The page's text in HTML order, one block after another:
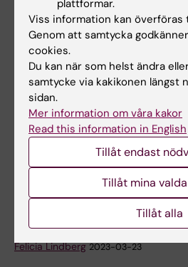
Bjureberg, Agnieszka
Henrik Larsson, Brian M.
Sarah E. Bergen.
Psychology and Psychiatry,
2023, doi: 10.1111/jcpp.13785.
Läkemedel Pediatrik
Psykisk ohälsa
Uppdaterad av:
Felicia Lindberg 2023-03-23
plattformar.
Viss information kan överföras
Genom att samtycka
cookies.
Du kan när som helst ändra
samtycke via kakikonen längst
sidan.
Mer information om våra kakor
Read this information in English
Tillåt endast
Tillåt mina
Tillåt alla